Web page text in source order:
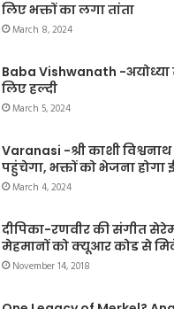
लिए भक्तों का लगा तांता
March 8, 2024
Baba Vishwanath -
लिए हल्दी
March 5, 2024
Varanasi -श्री काशी विश्वनाथ
पहुंचेगा, भक्तों को भेजना होगा
March 4, 2024
दीपिका-रणवीर की संगीत
मेहमानों को क्यूआर कोड से
November 14, 2018